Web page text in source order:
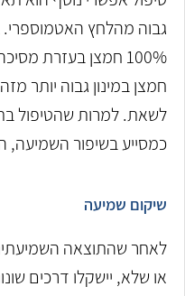
גבוה מהלחץ
100% חמצן בעזרת
חמצן במינון גבוה יותר
לשאת. למרות שהטיפול
כמסייע בשיפור השמיעה,
שיקום שמיעה
לאחר שהתוצאה
או שלא, יישקלו דרכים